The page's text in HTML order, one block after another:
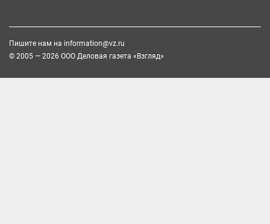
Пишите нам на information@vz.ru
© 2005 — 2026 ООО Деловая газета «Взгляд»